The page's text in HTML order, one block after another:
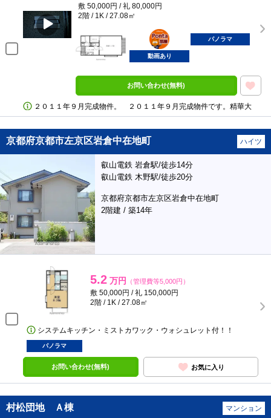
敷 50,000円 / 礼 80,000円
2階 / 1K / 27.08㎡
ポンタ
部屋
パノラマ
動画あり
お問い合わせ(無料)
２０１１年９月完成物件。 ２０１１年９月完成物件です。精華大
京都府京都市左京区岩倉中在地町 ハイツ
叡山電鉄 岩倉駅/徒歩14分
叡山電鉄 木野駅/徒歩20分
京都府京都市左京区岩倉中在地町
2階建 / 築14年
5.2 万円 （管理費等5,000円）
敷 50,000円 / 礼 150,000円
2階 / 1K / 27.08㎡
システムキッチン・ミストカワック・ウォシュレット付！！
パノラマ
お問い合わせ(無料) お気に入り
村松団地 Ａ棟 マンション